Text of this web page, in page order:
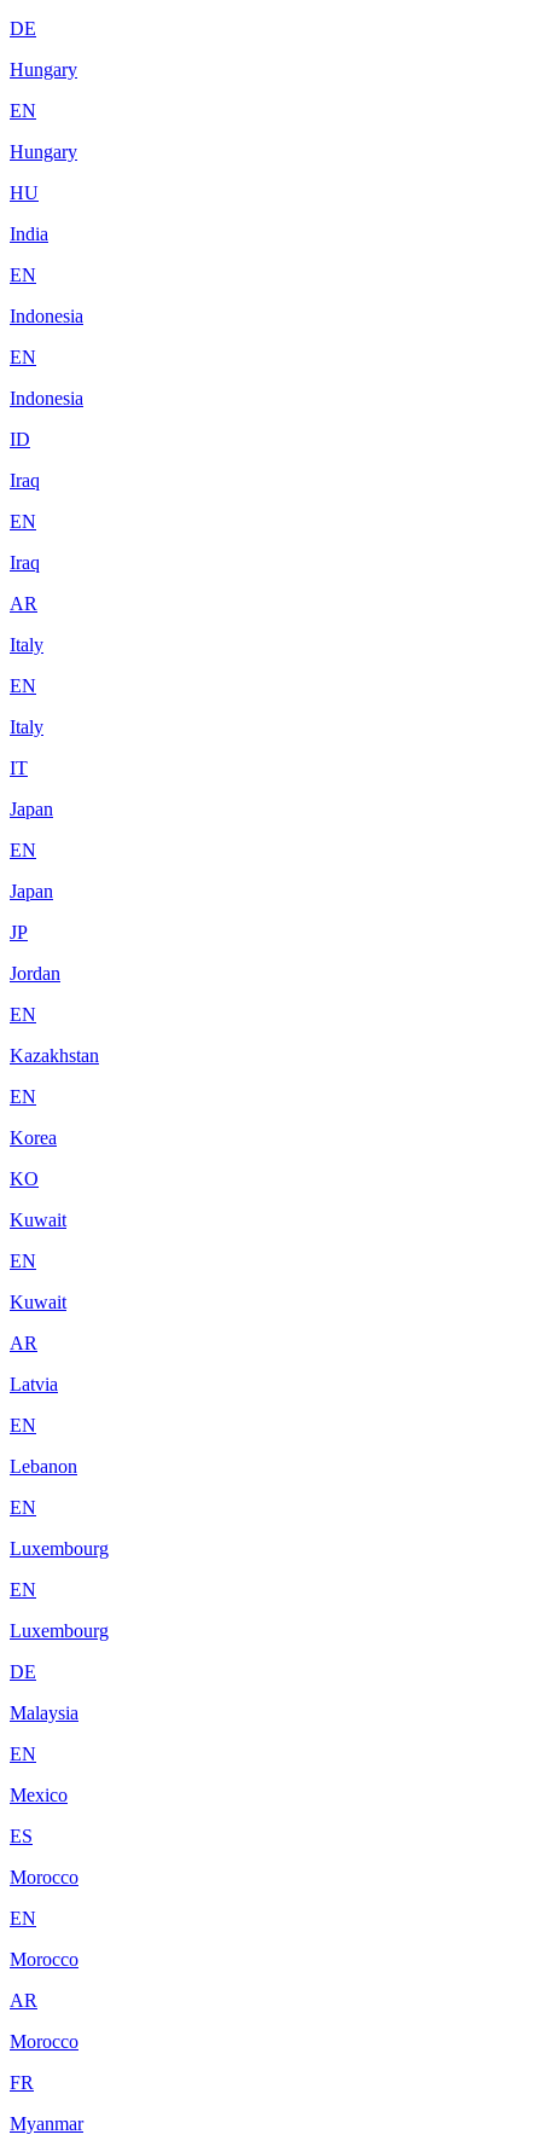
DE
Hungary
EN
Hungary
HU
India
EN
Indonesia
EN
Indonesia
ID
Iraq
EN
Iraq
AR
Italy
EN
Italy
IT
Japan
EN
Japan
JP
Jordan
EN
Kazakhstan
EN
Korea
KO
Kuwait
EN
Kuwait
AR
Latvia
EN
Lebanon
EN
Luxembourg
EN
Luxembourg
DE
Malaysia
EN
Mexico
ES
Morocco
EN
Morocco
AR
Morocco
FR
Myanmar